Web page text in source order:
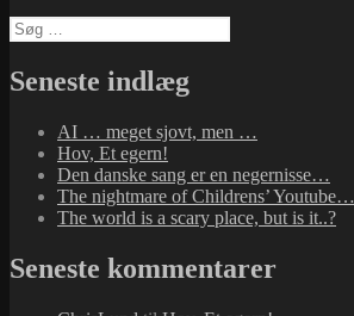
Søg
efter:
Seneste indlæg
AI … meget sjovt, men …
Hov, Et egern!
Den danske sang er en negernisse…
The nightmare of Childrens’ Youtube…
The world is a scary place, but is it..?
Seneste kommentarer